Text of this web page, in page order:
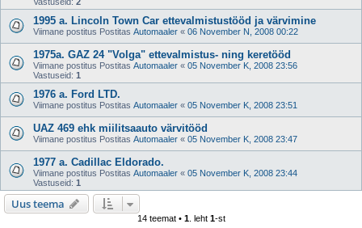
1995 a. Lincoln Town Car ettevalmistustööd ja värvimine
Viimane postitus Postitas Automaaler « 06 November N, 2008 00:22
1975a. GAZ 24 "Volga" ettevalmistus- ning keretööd
Viimane postitus Postitas Automaaler « 05 November K, 2008 23:56
Vastuseid: 1
1976 a. Ford LTD.
Viimane postitus Postitas Automaaler « 05 November K, 2008 23:51
UAZ 469 ehk miilitsaauto värvitööd
Viimane postitus Postitas Automaaler « 05 November K, 2008 23:47
1977 a. Cadillac Eldorado.
Viimane postitus Postitas Automaaler « 05 November K, 2008 23:44
Vastuseid: 1
Uus teema
14 teemat • 1. leht 1-st